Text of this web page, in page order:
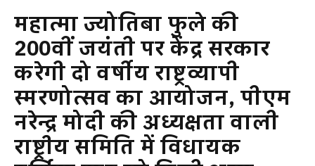
महात्मा ज्योतिबा फुले की
200वीं जयंती पर केंद्र सरकार
करेगी दो वर्षीय राष्ट्रव्यापी
स्मरणोत्सव का आयोजन, पीएम
नरेन्द्र मोदी की अध्यक्षता वाली
राष्ट्रीय समिति में विधायक